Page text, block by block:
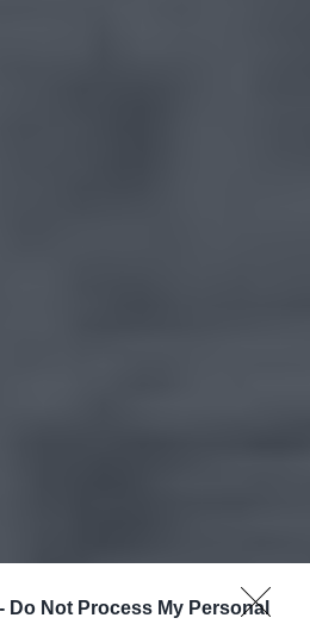
Do Not Process My Personal